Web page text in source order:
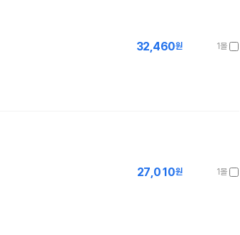
1몰
32,460원
1몰
27,010원